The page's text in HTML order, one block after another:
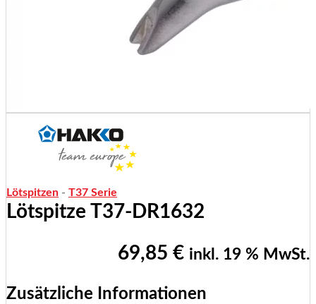
Lötspitzen - T37 Serie
Lötspitze T37-DR1632
69,85 € inkl. 19 % MwSt.
Zusätzliche Informationen